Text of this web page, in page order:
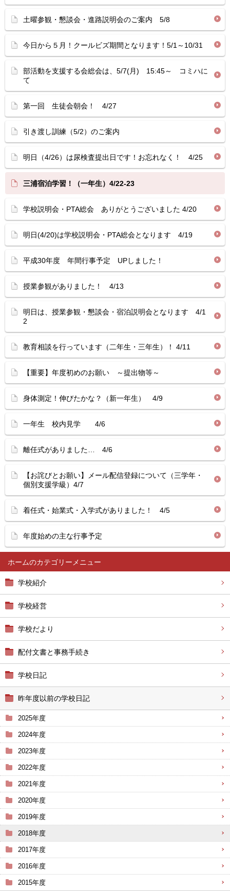
ホーム
学校紹介
学校経営
学校だより
配付文書と事務手続き
学校日記
昨年度以前の学校日記
2025年度
2024年度
2023年度
2022年度
2021年度
2020年度
2019年度
2018年度
2017年度
2016年度
2015年度
土曜参観・懇談会・進路説明会のご案内 5/8
今日から５月！クールビズ期間となります！5/1～10/31
部活動を支援する会総会は、5/7(月) 15:45～ コミハに
て
第一回 生徒会朝会！ 4/27
引き渡し訓練（5/2）のご案内
明日（4/26）は尿検査提出日です！お忘れなく！ 4/25
三浦宿泊学習！（一年生）4/22-23
学校説明会・PTA総会 ありがとうございました 4/20
明日(4/20)は学校説明会・PTA総会となります 4/19
平成30年度 年間行事予定 UPしました！
授業参観がありました！ 4/13
明日は、授業参観・懇談会・宿泊説明会となります 4/1
2
教育相談を行っています（二年生・三年生）！ 4/11
【重要】年度初めのお願い ～提出物等～
身体測定！伸びたかな？（新一年生） 4/9
一年生 校内見学 4/6
離任式がありました… 4/6
【お詫びとお願い】メール配信登録について（三学年・
個別支援学級）4/7
着任式・始業式・入学式がありました！ 4/5
年度始めの主な行事予定